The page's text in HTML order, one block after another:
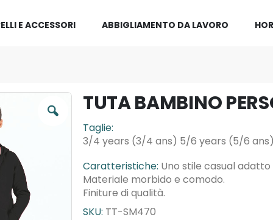
E ACCESSORI ABBIGLIAMENTO DA LAVORO
TUTA BAMBINO
Taglie:
3/4 years (3/4 ans) 5/6 years (5/6
Caratteristiche: Uno stile casual
Materiale morbido e comodo.
Finiture di qualità.
SKU: TT-SM470